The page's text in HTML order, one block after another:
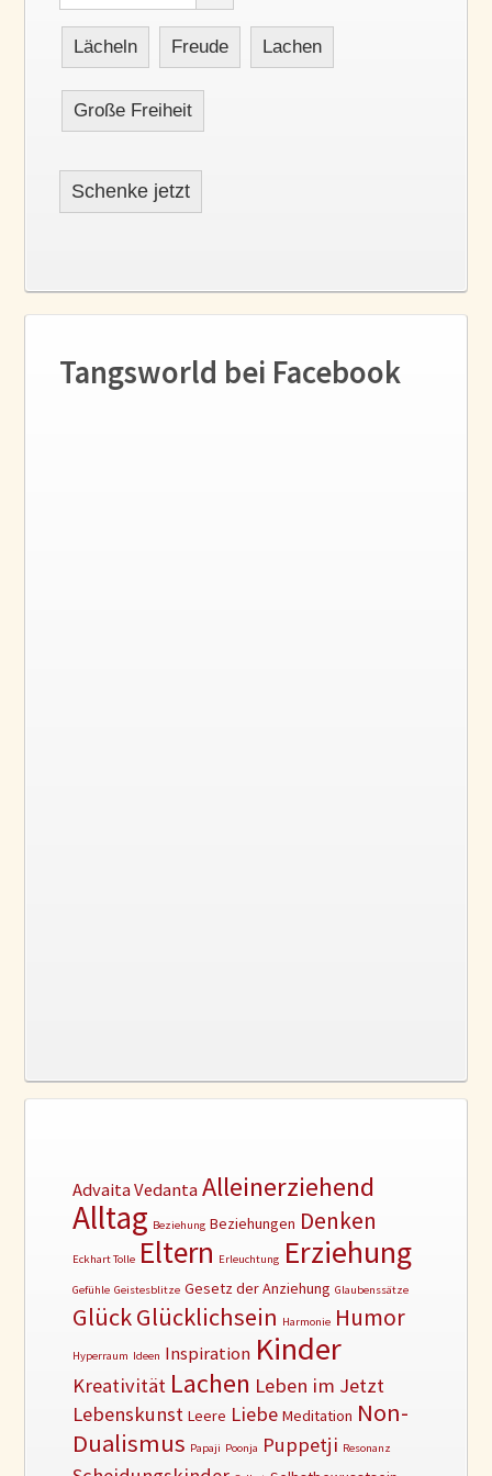
Lächeln Freude Lachen
Große Freiheit
Schenke jetzt
Tangsworld bei Facebook
Advaita Vedanta Alleinerziehend
Alltag Beziehung Beziehungen Denken
Eckhart Tolle Eltern Erleuchtung Erziehung
Gefühle Geistesblitze Gesetz der Anziehung Glaubenssätze
GlückGlücklichsein Harmonie Humor
Hyperraum Ideen Inspiration Kinder
Kreativität Lachen Leben im Jetzt
Lebenskunst Leere Liebe Meditation Non-
Dualismus Papaji Poonja Puppetji Resonanz